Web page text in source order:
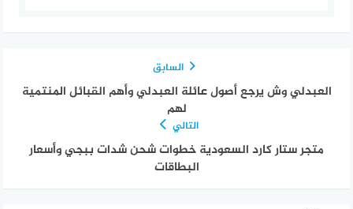
السابق
العبدلي وش يرجع أصول عائلة العبدلي وأهم القبائل المنتمية
لهم
التالي
متجر ستار كارد السعودية خطوات شحن شدات ببجي وأسعار
البطاقات